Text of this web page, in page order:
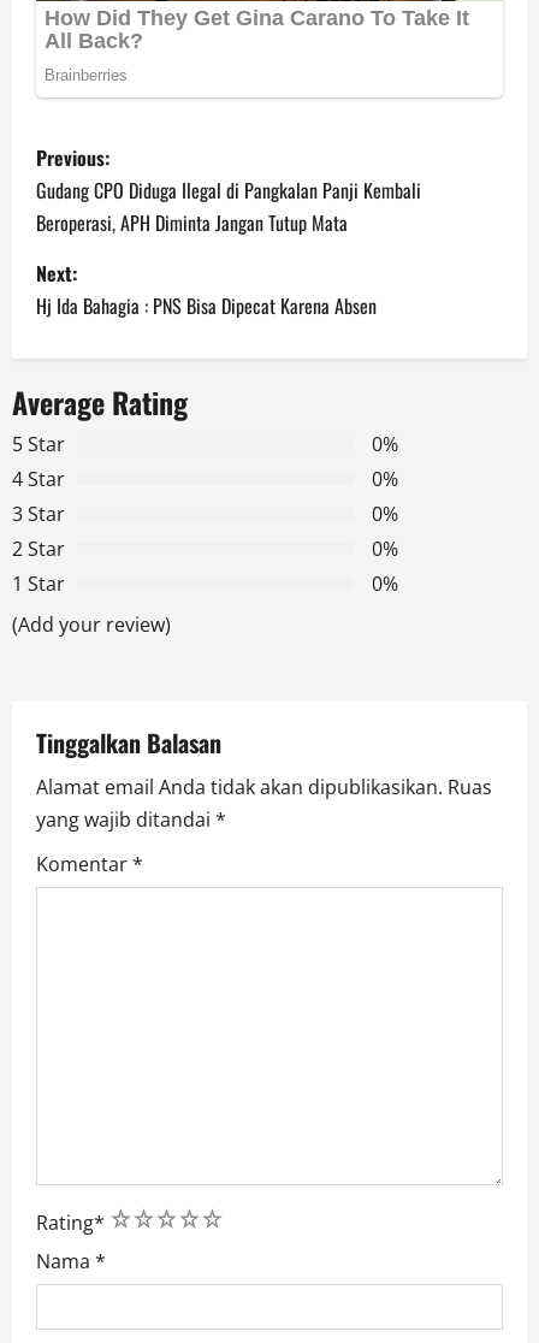
P
o
s
t
n
a
v
i
g
a
o
n
Previous:
Gudang CPO Diduga Ilegal di Pangkalan Panji Kembali
Beroperasi, APH Diminta Jangan Tutup Mata
Next:
Hj Ida Bahagia : PNS Bisa Dipecat Karena Absen
Average Rating
5 Star
0%
4 Star
0%
3 Star
0%
2 Star
0%
1 Star
0%
(Add your review)
Tinggalkan Balasan
Alamat email Anda tidak akan dipublikasikan. Ruas
yang wajib ditandai *
Komentar*
Rating* 5
4
3
2
1
Nama *